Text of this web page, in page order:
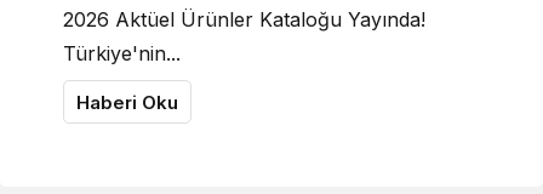
2026 Aktüel Ürünler Kataloğu Yayında!
Türkiye'nin...
Haberi Oku